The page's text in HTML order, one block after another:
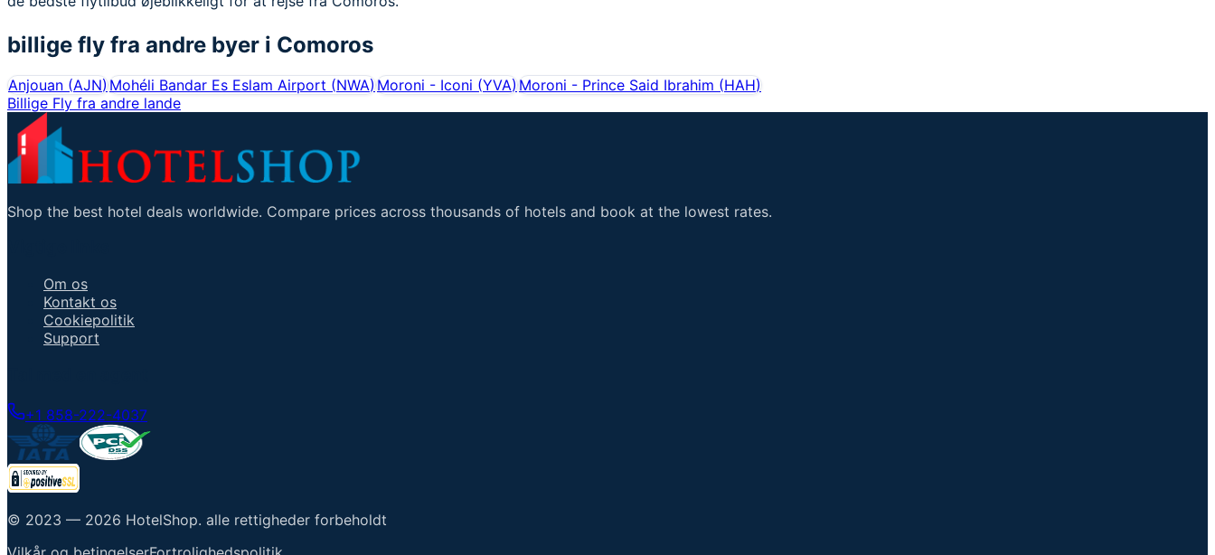
billige fly fra andre byer i Comoros
Anjouan (AJN)Mohéli Bandar Es Eslam Airport (NWA)Moroni - Iconi (YVA)Moroni - Prince Said Ibrahim (HAH)
Billige Fly fra andre lande
Shop the best hotel deals worldwide. Compare prices across thousands of hotels and book at the lowest rates.
Om os
Kontakt os
Cookiepolitik
Support
+1 858-222-4037
© 2023 — 2026 HotelShop. alle rettigheder forbeholdt